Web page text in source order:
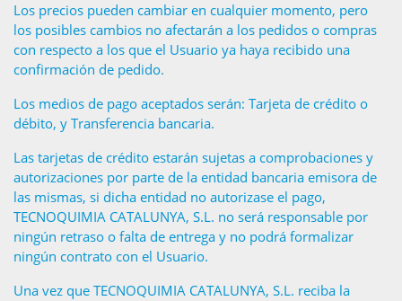
Los precios pueden cambiar en cualquier momento, pero
los posibles cambios no afectarán a los pedidos o compras
con respecto a los que el Usuario ya haya recibido una
confirmación de pedido.
Los medios de pago aceptados serán: Tarjeta de crédito o
débito, y Transferencia bancaria.
Las tarjetas de crédito estarán sujetas a comprobaciones y
autorizaciones por parte de la entidad bancaria emisora de
las mismas, si dicha entidad no autorizase el pago,
TECNOQUIMIA CATALUNYA, S.L. no será responsable por
ningún retraso o falta de entrega y no podrá formalizar
ningún contrato con el Usuario.
Una vez que TECNOQUIMIA CATALUNYA, S.L. reciba la